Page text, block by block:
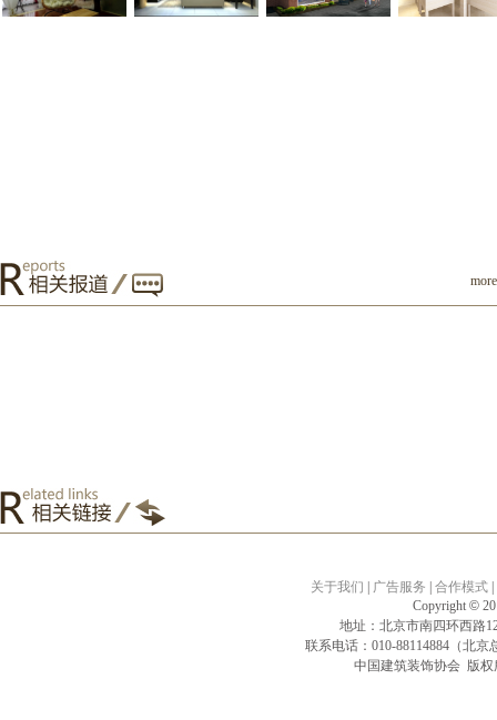
关于我们 广告服务 合作模式
Copyright ©
地址：北京市南四环西路
联系电话：010-88114884（北
中国建筑装饰协会 版